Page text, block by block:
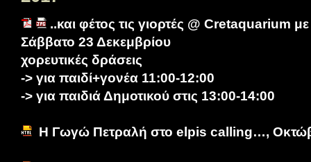
..και φέτος τις γιορτές @ Cretaquarium
Σάββατο 23 Δεκεμβρίου
χορευτικές δράσεις
-> για παιδί+γονέα 11:00-12:00
-> για παιδιά Δημοτικού στις 13:00-14:00
Η Γωγώ Πετραλή στο elpis calling…,